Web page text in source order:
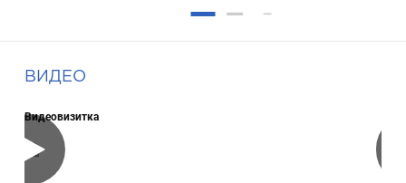
ВИДЕО
Видеовизитка